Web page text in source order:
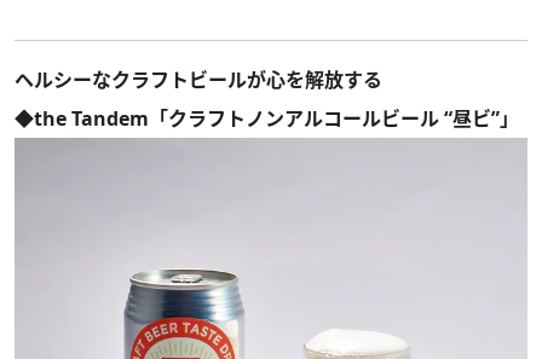
ヘルシーなクラフトビールが心を解放する
◆the Tandem「クラフトノンアルコールビール “昼ビ”」